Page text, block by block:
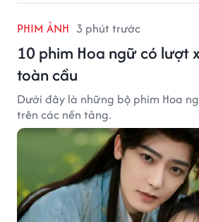
PHIM ẢNH 3 phút trước
10 phim Hoa ngữ có lượt
toàn cầu
Dưới đây là những bộ phim Hoa
trên các nền tảng.